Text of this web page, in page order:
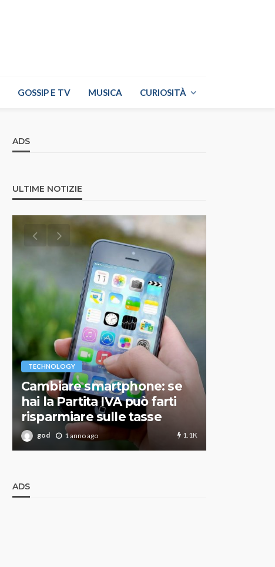
GOSSIP E TV MUSICA CURIOSITÀ
ADS
ULTIME NOTIZIE
TECHNOLOGY
Cambiare smartphone: se
hai la Partita IVA può farti
risparmiare sulle tasse
god 1 anno ago 1.1K
ADS